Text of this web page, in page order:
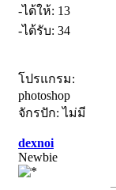
-ได้ให้: 13
-ได้รับ: 34
โปรแกรม:
photoshop
จักรปัก: ไม่มี
dexnoi
Newbie